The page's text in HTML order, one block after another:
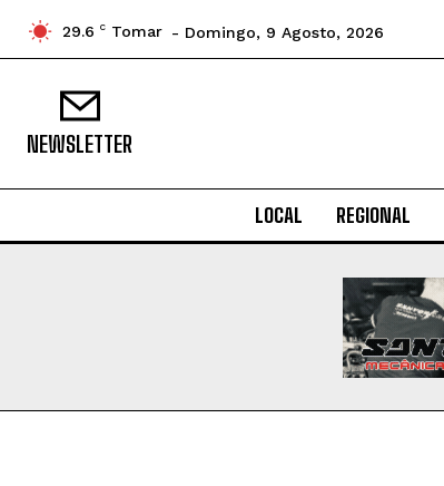
29.6 C Tomar - Domingo, 9 Agosto, 2026
NEWSLETTER
LOCAL REGIONAL